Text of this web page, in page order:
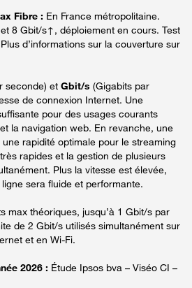
Fibre : En France métropolitaine.
8 Gbit/s↑, déploiement en cours. Test
d’informations sur la couverture sur
seconde) et Gbit/s (Gigabits par
de connexion Internet. Une
pour des usages courants
la navigation web. En revanche, une
rapidité optimale pour le streaming
rapides et la gestion de plusieurs
Plus la vitesse est élevée,
sera fluide et performante.
max théoriques, jusqu’à 1 Gbit/s par
de 2 Gbit/s utilisés simultanément sur
et en Wi-Fi.
2026 : Étude Ipsos bva – Viséo CI –